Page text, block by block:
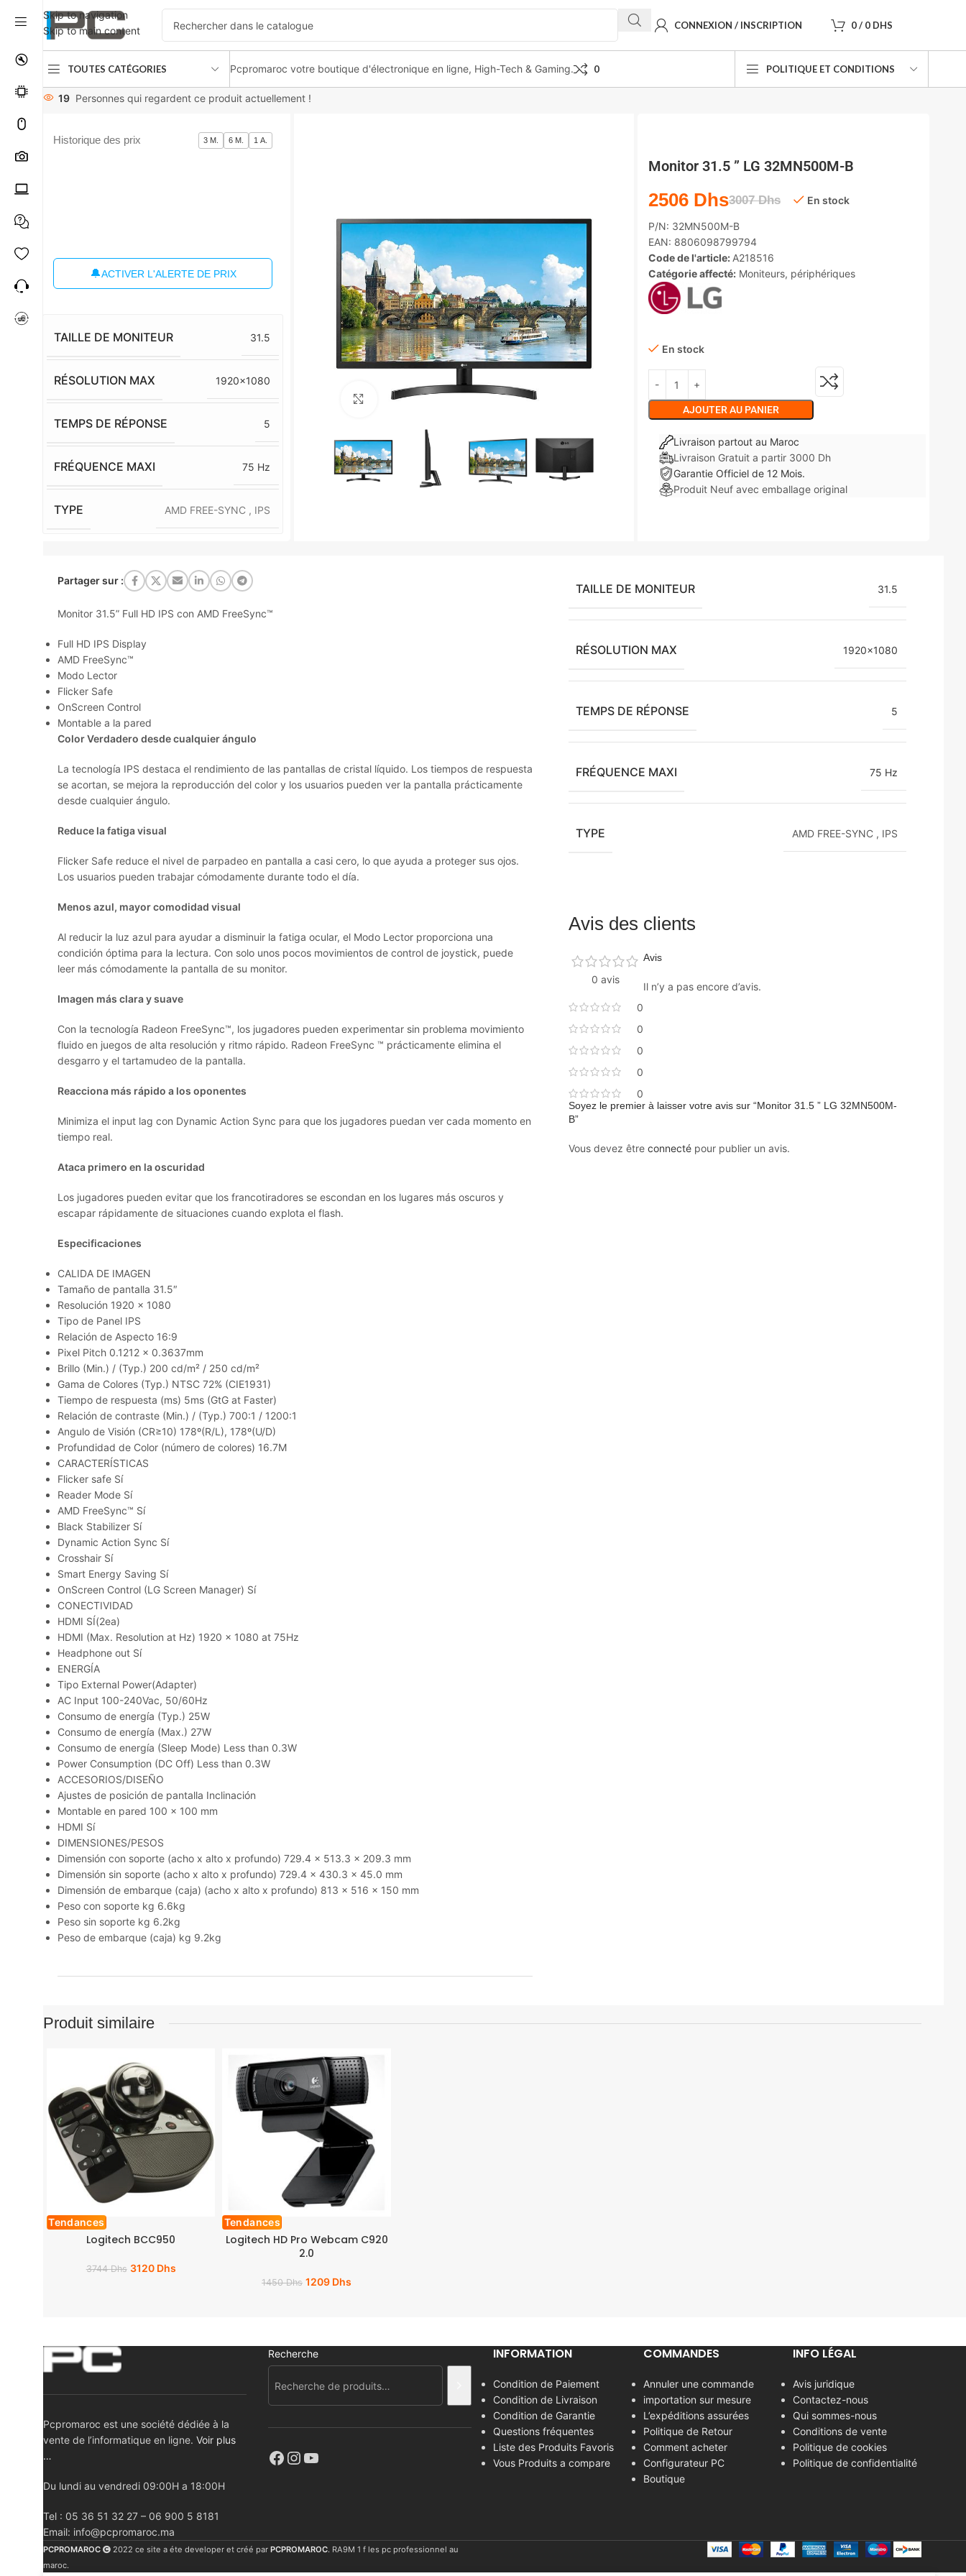
Skip to navigation
Skip to main content
CONNEXION / INSCRIPTION 0/ 0 DHS
TOUTES CATÉGORIES Pcpromaroc votre boutique d'électronique en ligne, High-Tech & Gaming. 0 POLITIQUE ET CONDITIONS
Accueil périphériques Moniteurs
Monitor 31.5 ” LG 32MN500M-B
19 Personnes qui regardent ce produit actuellement !
Historique des prix 3 M. 6 M. 1 A.
🔔ACTIVER L'ALERTE DE PRIX
TAILLE DE MONITEUR 31.5
RÉSOLUTION MAX 1920×1080
TEMPS DE RÉPONSE 5
FRÉQUENCE MAXI 75 Hz
TYPE AMD FREE-SYNC , IPS
Agrandir
Monitor 31.5 ” LG 32MN500M-B
3007Dhs
2506 Dhs En stock
P/N: 32MN500M-B
EAN: 8806098799794
Code de l'article: A218516
Catégorie affecté: Moniteurs, périphériques
En stock
AJOUTER AU PANIER
Livraison partout au Maroc
Livraison Gratuit a partir 3000 Dh
Garantie Officiel de 12 Mois.
Produit Neuf avec emballage original
Partager sur :
Monitor 31.5” Full HD IPS con AMD FreeSync™
Full HD IPS Display
AMD FreeSync™
Modo Lector
Flicker Safe
OnScreen Control
Montable a la pared
Color Verdadero desde cualquier ángulo
La tecnología IPS destaca el rendimiento de las pantallas de cristal líquido. Los tiempos de respuesta
se acortan, se mejora la reproducción del color y los usuarios pueden ver la pantalla prácticamente
desde cualquier ángulo.
Reduce la fatiga visual
Flicker Safe reduce el nivel de parpadeo en pantalla a casi cero, lo que ayuda a proteger sus ojos.
Los usuarios pueden trabajar cómodamente durante todo el día.
Menos azul, mayor comodidad visual
Al reducir la luz azul para ayudar a disminuir la fatiga ocular, el Modo Lector proporciona una
condición óptima para la lectura. Con solo unos pocos movimientos de control de joystick, puede
leer más cómodamente la pantalla de su monitor.
Imagen más clara y suave
Con la tecnología Radeon FreeSync™, los jugadores pueden experimentar sin problema movimiento
fluido en juegos de alta resolución y ritmo rápido. Radeon FreeSync ™ prácticamente elimina el
desgarro y el tartamudeo de la pantalla.
Reacciona más rápido a los oponentes
Minimiza el input lag con Dynamic Action Sync para que los jugadores puedan ver cada momento en
tiempo real.
Ataca primero en la oscuridad
Los jugadores pueden evitar que los francotiradores se escondan en los lugares más oscuros y
escapar rápidamente de situaciones cuando explota el flash.
Especificaciones
CALIDA DE IMAGEN
Tamaño de pantalla 31.5″
Resolución 1920 x 1080
Tipo de Panel IPS
Relación de Aspecto 16:9
Pixel Pitch 0.1212 x 0.3637mm
Brillo (Min.) / (Typ.) 200 cd/m² / 250 cd/m²
Gama de Colores (Typ.) NTSC 72% (CIE1931)
Tiempo de respuesta (ms) 5ms (GtG at Faster)
Relación de contraste (Min.) / (Typ.) 700:1 / 1200:1
Angulo de Visión (CR≥10) 178º(R/L), 178º(U/D)
Profundidad de Color (número de colores) 16.7M
CARACTERÍSTICAS
Flicker safe Sí
Reader Mode Sí
AMD FreeSync™ Sí
Black Stabilizer Sí
Dynamic Action Sync Sí
Crosshair Sí
Smart Energy Saving Sí
OnScreen Control (LG Screen Manager) Sí
CONECTIVIDAD
HDMI SÍ(2ea)
HDMI (Max. Resolution at Hz) 1920 x 1080 at 75Hz
Headphone out Sí
ENERGÍA
Tipo External Power(Adapter)
AC Input 100-240Vac, 50/60Hz
Consumo de energía (Typ.) 25W
Consumo de energía (Max.) 27W
Consumo de energía (Sleep Mode) Less than 0.3W
Power Consumption (DC Off) Less than 0.3W
ACCESORIOS/DISEÑO
Ajustes de posición de pantalla Inclinación
Montable en pared 100 x 100 mm
HDMI Sí
DIMENSIONES/PESOS
Dimensión con soporte (acho x alto x profundo) 729.4 x 513.3 x 209.3 mm
Dimensión sin soporte (acho x alto x profundo) 729.4 x 430.3 x 45.0 mm
Dimensión de embarque (caja) (acho x alto x profundo) 813 x 516 x 150 mm
Peso con soporte kg 6.6kg
Peso sin soporte kg 6.2kg
Peso de embarque (caja) kg 9.2kg
TAILLE DE MONITEUR 31.5
RÉSOLUTION MAX 1920×1080
TEMPS DE RÉPONSE 5
FRÉQUENCE MAXI 75 Hz
TYPE AMD FREE-SYNC , IPS
Avis des clients
0 avis
0
0
0
0
0
Avis
Il n’y a pas encore d’avis.
Soyez le premier à laisser votre avis sur “Monitor 31.5 ” LG 32MN500M-
B”
Vous devez être connectépour publier un avis.
Produit similaire
Tendances
Logitech BCC950
3744Dhs 3120 Dhs
Tendances
Logitech HD Pro Webcam C920
2.0
1450Dhs 1209 Dhs
Pcpromaroc est une société dédiée à la
vente de l’informatique en ligne. Voir plus
…
Du lundi au vendredi 09:00H a 18:00H
Tel : 05 36 51 32 27 – 06 900 5 8181
Email: info@pcpromaroc.ma
Recherche INFORMATION
Condition de Paiement
Condition de Livraison
Condition de Garantie
Questions fréquentes
Liste des Produits Favoris
Vous Produits a compare
COMMANDES
Annuler une commande
importation sur mesure
L’expéditions assurées
Politique de Retour
Comment acheter
Configurateur PC
Boutique
INFO LÉGAL
Avis juridique
Contactez-nous
Qui sommes-nous
Conditions de vente
Politique de cookies
Politique de confidentialité
PCPROMAROC 2022 ce site a éte developer et créé par PCPROMAROC. RA9M 1 f les pc professionnel au
maroc.